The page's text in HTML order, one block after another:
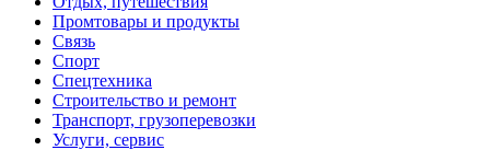
Промтовары и продукты
Связь
Спорт
Спецтехника
Строительство и ремонт
Транспорт, грузоперевозки
Услуги, сервис